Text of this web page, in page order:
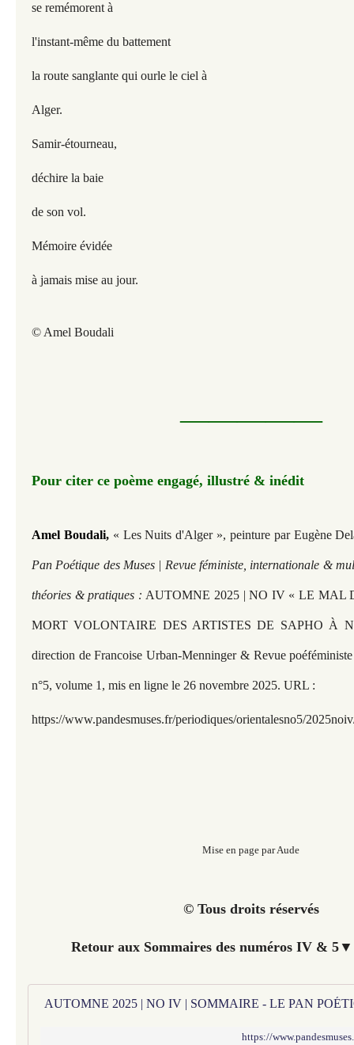
se remémorent à
l'instant-même du battement
la route sanglante qui ourle le ciel à
Alger.
Samir-étourneau,
déchire la baie
de son vol.
Mémoire évidée
à jamais mise au jour.
© Amel Boudali
—————
Pour citer ce poème engagé, illustré & inédit
Amel Boudali, « Les Nuits d'Alger », peinture par Eugène
Pan Poétique des Muses | Revue féministe, internationale &
théories & pratiques : AUTOMNE 2025 | NO IV « LE MAL
MORT VOLONTAIRE DES ARTISTES DE SAPHO À
direction de Francoise Urban-Menninger & Revue
n°5, volume 1, mis en ligne le 26 novembre 2025. URL :
https://www.pandesmuses.fr/periodiques/orientalesno5/
Mise en page par Aude
© Tous droits réservés
Retour aux Sommaires des numéros IV &
AUTOMNE 2025 | NO IV | SOMMAIRE - LE PAN
https://